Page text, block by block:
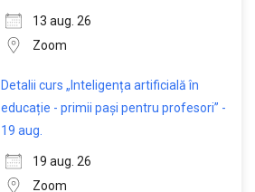
13 aug. 26
Zoom
Detalii curs „Inteligența artificială în
educație - primii pași pentru profesori” -
19 aug.
19 aug. 26
Zoom